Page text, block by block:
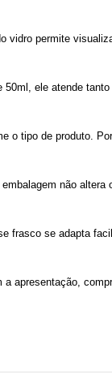
permite
ele atende
o tipo de produto.
não altera
frasco se adapta
apresentação,